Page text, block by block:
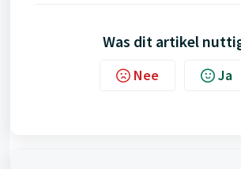
Was dit artikel
Nee Ja